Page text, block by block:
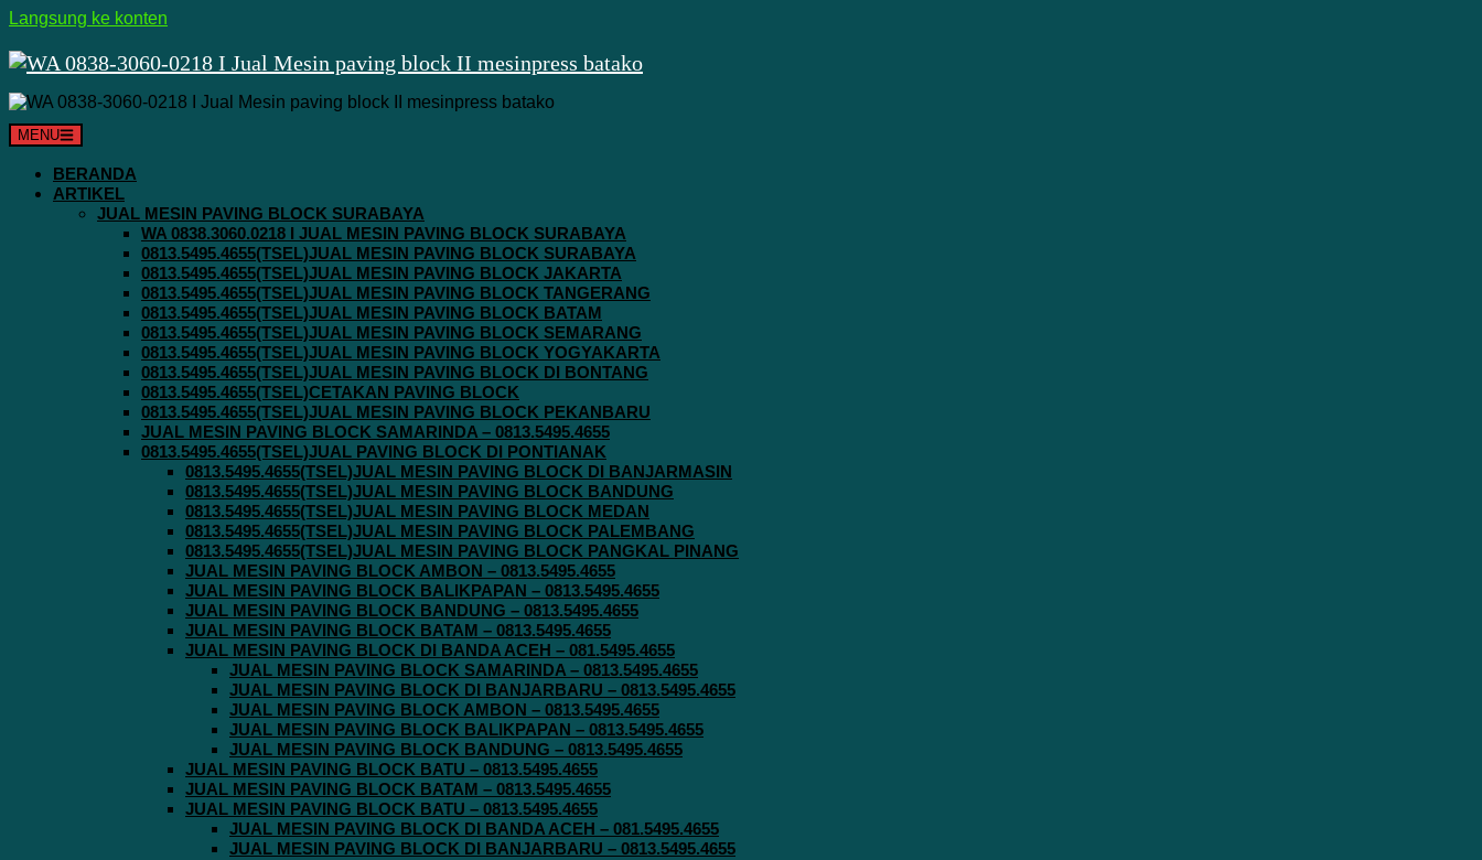
Langsung ke konten
MENU
BERANDA
ARTIKEL
JUAL MESIN PAVING BLOCK SURABAYA
WA 0838.3060.0218 I JUAL MESIN PAVING BLOCK SURABAYA
0813.5495.4655(TSEL)JUAL MESIN PAVING BLOCK SURABAYA
0813.5495.4655(TSEL)JUAL MESIN PAVING BLOCK JAKARTA
0813.5495.4655(TSEL)JUAL MESIN PAVING BLOCK TANGERANG
0813.5495.4655(TSEL)JUAL MESIN PAVING BLOCK BATAM
0813.5495.4655(TSEL)JUAL MESIN PAVING BLOCK SEMARANG
0813.5495.4655(TSEL)JUAL MESIN PAVING BLOCK YOGYAKARTA
0813.5495.4655(TSEL)JUAL MESIN PAVING BLOCK DI BONTANG
0813.5495.4655(TSEL)CETAKAN PAVING BLOCK
0813.5495.4655(TSEL)JUAL MESIN PAVING BLOCK PEKANBARU
JUAL MESIN PAVING BLOCK SAMARINDA – 0813.5495.4655
0813.5495.4655(TSEL)JUAL PAVING BLOCK DI PONTIANAK
0813.5495.4655(TSEL)JUAL MESIN PAVING BLOCK DI BANJARMASIN
0813.5495.4655(TSEL)JUAL MESIN PAVING BLOCK BANDUNG
0813.5495.4655(TSEL)JUAL MESIN PAVING BLOCK MEDAN
0813.5495.4655(TSEL)JUAL MESIN PAVING BLOCK PALEMBANG
0813.5495.4655(TSEL)JUAL MESIN PAVING BLOCK PANGKAL PINANG
JUAL MESIN PAVING BLOCK AMBON – 0813.5495.4655
JUAL MESIN PAVING BLOCK BALIKPAPAN – 0813.5495.4655
JUAL MESIN PAVING BLOCK BANDUNG – 0813.5495.4655
JUAL MESIN PAVING BLOCK BATAM – 0813.5495.4655
JUAL MESIN PAVING BLOCK DI BANDA ACEH – 081.5495.4655
JUAL MESIN PAVING BLOCK SAMARINDA – 0813.5495.4655
JUAL MESIN PAVING BLOCK DI BANJARBARU – 0813.5495.4655
JUAL MESIN PAVING BLOCK AMBON – 0813.5495.4655
JUAL MESIN PAVING BLOCK BALIKPAPAN – 0813.5495.4655
JUAL MESIN PAVING BLOCK BANDUNG – 0813.5495.4655
JUAL MESIN PAVING BLOCK BATU – 0813.5495.4655
JUAL MESIN PAVING BLOCK BATAM – 0813.5495.4655
JUAL MESIN PAVING BLOCK BATU – 0813.5495.4655
JUAL MESIN PAVING BLOCK DI BANDA ACEH – 081.5495.4655
JUAL MESIN PAVING BLOCK DI BANJARBARU – 0813.5495.4655